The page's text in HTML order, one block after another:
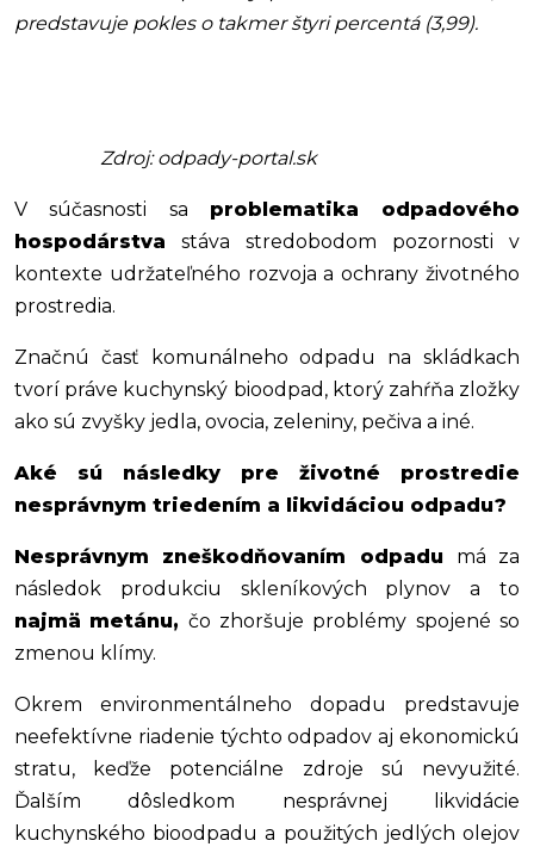
predstavuje pokles o takmer štyri percentá (3,99).
Zdroj: odpady-portal.sk
V súčasnosti sa problematika odpadového
hospodárstva stáva stredobodom pozornosti v
kontexte udržateľného rozvoja a ochrany životného
prostredia.
Značnú časť komunálneho odpadu na skládkach
tvorí práve kuchynský bioodpad, ktorý zahŕňa zložky
ako sú zvyšky jedla, ovocia, zeleniny, pečiva a iné.
Aké sú následky pre životné prostredie
nesprávnym triedením a likvidáciou odpadu?
Nesprávnym zneškodňovaním odpadu má za
následok produkciu skleníkových plynov a to
najmä metánu, čo zhoršuje problémy spojené so
zmenou klímy.
Okrem environmentálneho dopadu predstavuje
neefektívne riadenie týchto odpadov aj ekonomickú
stratu, keďže potenciálne zdroje sú nevyužité.
Ďalším dôsledkom nesprávnej likvidácie
kuchynského bioodpadu a použitých jedlých olejov